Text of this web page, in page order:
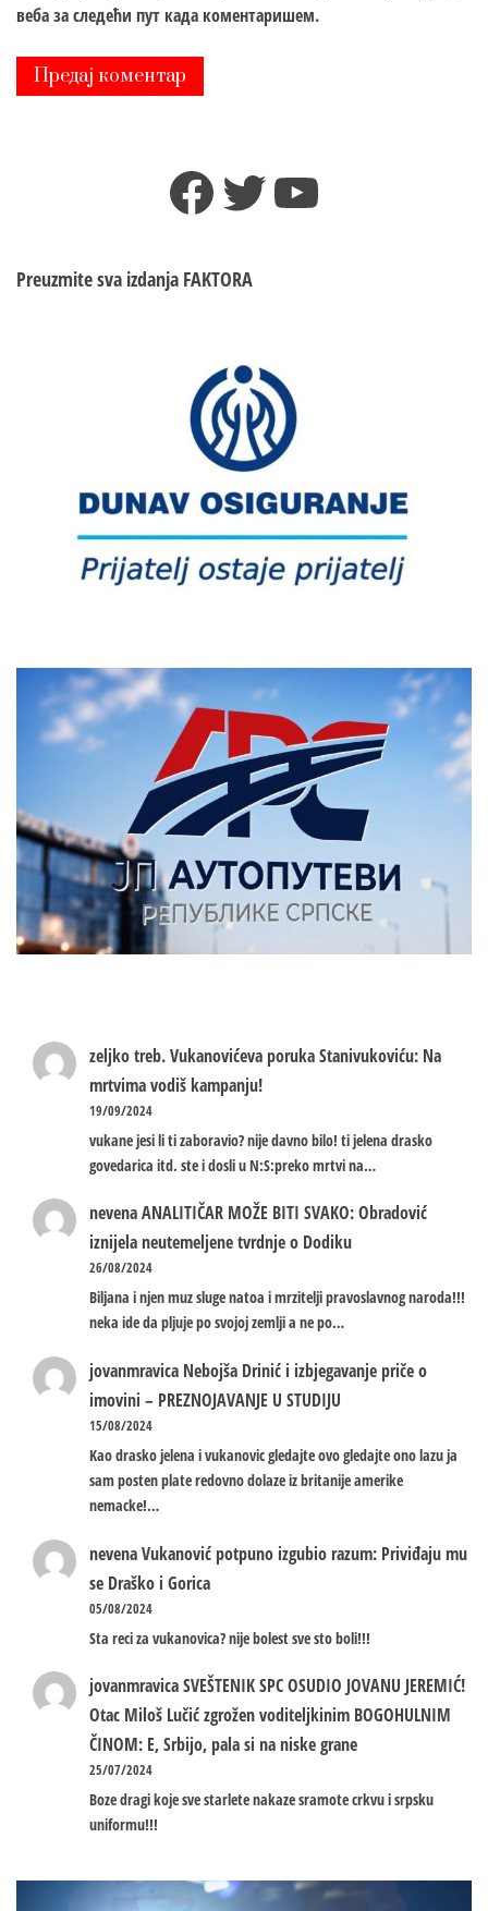
веба за следећи пут када коментаришем.
Facebook
TwitterYouTube
Preuzmite sva izdanja FAKTORA
zeljko treb.Vukanovićeva poruka Stanivukoviću: Na
mrtvima vodiš kampanju!
19/09/2024
vukane jesi li ti zaboravio? nije davno bilo! ti jelena drasko
govedarica itd. ste i dosli u N:S:preko mrtvi na…
nevenaANALITIČAR MOŽE BITI SVAKO: Obradović
iznijela neutemeljene tvrdnje o Dodiku
26/08/2024
Biljana i njen muz sluge natoa i mrzitelji pravoslavnog naroda!!!
neka ide da pljuje po svojoj zemlji a ne po…
jovanmravica Nebojša Drinić i izbjegavanje priče o
imovini – PREZNOJAVANJE U STUDIJU
15/08/2024
Kao drasko jelena i vukanovic gledajte ovo gledajte ono lazu ja
sam posten plate redovno dolaze iz britanije amerike
nemacke!…
nevenaVukanović potpuno izgubio razum: Priviđaju mu
se Draško i Gorica
05/08/2024
Sta reci za vukanovica? nije bolest sve sto boli!!!
jovanmravicaSVEŠTENIK SPC OSUDIO JOVANU JEREMIĆ!
Otac Miloš Lučić zgrožen voditeljkinim BOGOHULNIM
ČINOM: E, Srbijo, pala si na niske grane
25/07/2024
Boze dragi koje sve starlete nakaze sramote crkvu i srpsku
uniformu!!!